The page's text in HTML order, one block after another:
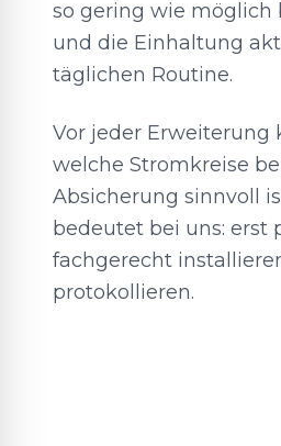
so gering wie möglich
und die Einhaltung
täglichen Routine.
Vor jeder Erweiterung
welche Stromkreise
Absicherung sinnvoll
bedeutet bei uns: erst
fachgerecht
protokollieren.